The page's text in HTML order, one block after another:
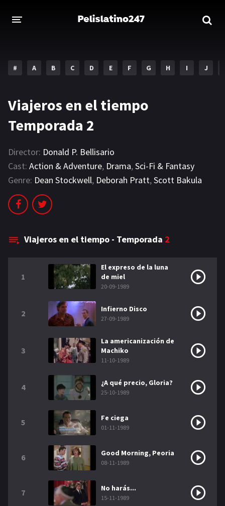
ESTRENOS 2023
Acción Aventura
Comedia
Drama
DISNEY
HBO MAX
NETFLIX
2023 2022
2018
2006
2001
1990
PELICULAS
# A B C D E F G H I J
Viajeros en el tiempo
Temporada 2
Director: Donald P. Bellisario
Cast: Action & Adventure, Drama,Sci-Fi & Fantasy
Genre: Dean Stockwell, Deborah Pratt,Scott Bakula
Viajeros en el tiempo - Temporada 2
1
El expreso de la luna
de miel
20-09-1989
2 Infierno Disco
27-09-1989
3
La americanización de
Machiko
11-10-1989
4 ¿A qué precio, Gloria?
25-10-1989
5 Fe ciega
01-11-1989
6 Good Morning, Peoria
08-11-1989
7 No harás...
15-11-1989